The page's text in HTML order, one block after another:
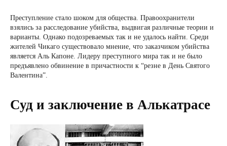
Преступление стало шоком для общества. Правоохранители
взялись за расследование убийства, выдвигая различные теории и
варианты. Однако подозреваемых так и не удалось найти. Среди
жителей Чикаго существовало мнение, что заказчиком убийства
является Аль Капоне. Лидеру преступного мира так и не было
предъявлено обвинение в причастности к “резне в День Святого
Валентина”.
Суд и заключение в Алькатрасе